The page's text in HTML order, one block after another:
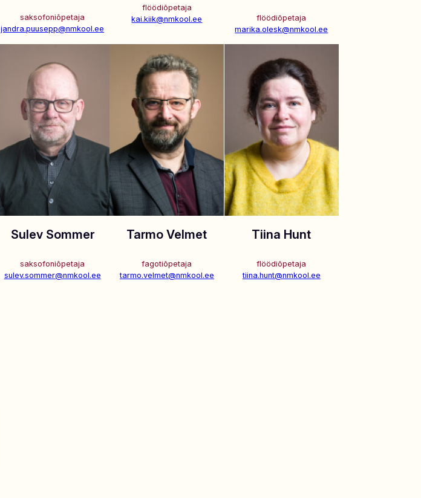
saksofoniõpetaja
jandra.puusepp@nmkool.ee
flöödiõpetaja
kai.kiik@nmkool.ee
flöödiõpetaja
marika.olesk@nmkool.ee
Sulev Sommer
saksofoniõpetaja
sulev.sommer@nmkool.ee
Tarmo Velmet
fagotiõpetaja
tarmo.velmet@nmkool.ee
Tiina Hunt
flöödiõpetaja
tiina.hunt@nmkool.ee